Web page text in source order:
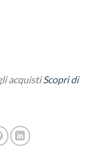
acquistiScopri di